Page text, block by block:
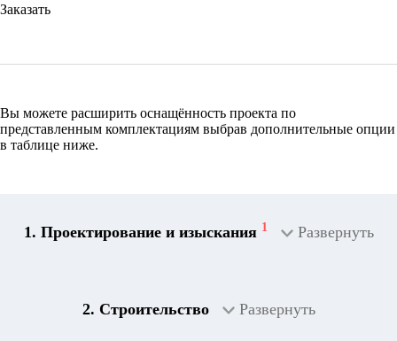
Заказать
Вы можете расширить оснащённость проекта по
представленным комплектациям выбрав дополнительные опции
в таблице ниже.
1. Проектирование и изыскания 1 Развернуть
2. Строительство Развернуть